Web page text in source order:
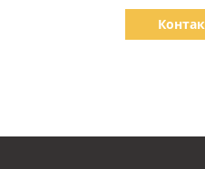
стекло -